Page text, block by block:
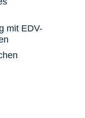
mit EDV-